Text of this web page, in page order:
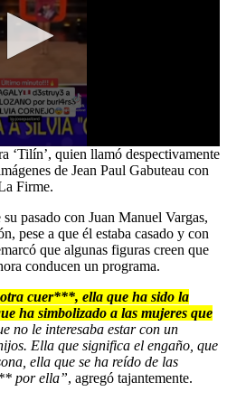
‘Tilín’, quien llamó despectivamente
de Jean Paul Gabuteau con
Firme.
pasado con Juan Manuel Vargas,
pese a que él estaba casado y con
que algunas figuras creen que
conducen un programa.
cuer***, ella que ha sido la
ha simbolizado a las mujeres que
no le interesaba estar con un
Ella que significa el engaño, que
ella que se ha reído de las
por ella”, agregó tajantemente.